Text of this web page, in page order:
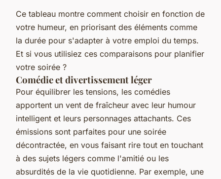
Ce tableau montre comment choisir en fonction de
votre humeur, en priorisant des éléments comme
la durée pour s'adapter à votre emploi du temps.
Et si vous utilisiez ces comparaisons pour planifier
votre soirée ?
Comédie et divertissement léger
Pour équilibrer les tensions, les comédies
apportent un vent de fraîcheur avec leur humour
intelligent et leurs personnages attachants. Ces
émissions sont parfaites pour une soirée
décontractée, en vous faisant rire tout en touchant
à des sujets légers comme l'amitié ou les
absurdités de la vie quotidienne. Par exemple, une